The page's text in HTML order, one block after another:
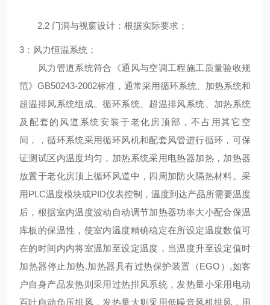
2.2 门洞与视窗设计：根据实际要求；
3：风力恒温系统；
风力管道系统符合《通风与空调工程施工质量验收规
范》GB50243-2002标准，通常采用循环系统、加热系统和
超温排风系统组成。循环系统、超温排风系统、加热系统
及配套的风道系统安装于老化房顶部，不占用其它空
间，，循环系统采用循环风机和配套风管进行循环，可保
证测试区内温度均匀，加热系统采用电热器加热，加热器
放置于老化房顶上循环风道中，四周加防火隔热材料。采
用PLC温度模块或PID仪表控制，温度到达产品所需要温度
后，根据室内温度波动自动调节加热器功率大小配合保温
库板的保温性，使室内温度精确稳定在所设定温度数值可
在的时间内内将室温加至设定温度，当温度升至设定值时
加热器停止加热.加热器具有过热保护装置（EGO）,如客
户自身产品发热则采用过热排风系统，发热量小采用电动
百叶自动负压排风，发热量大则采用低噪音风机排风，用